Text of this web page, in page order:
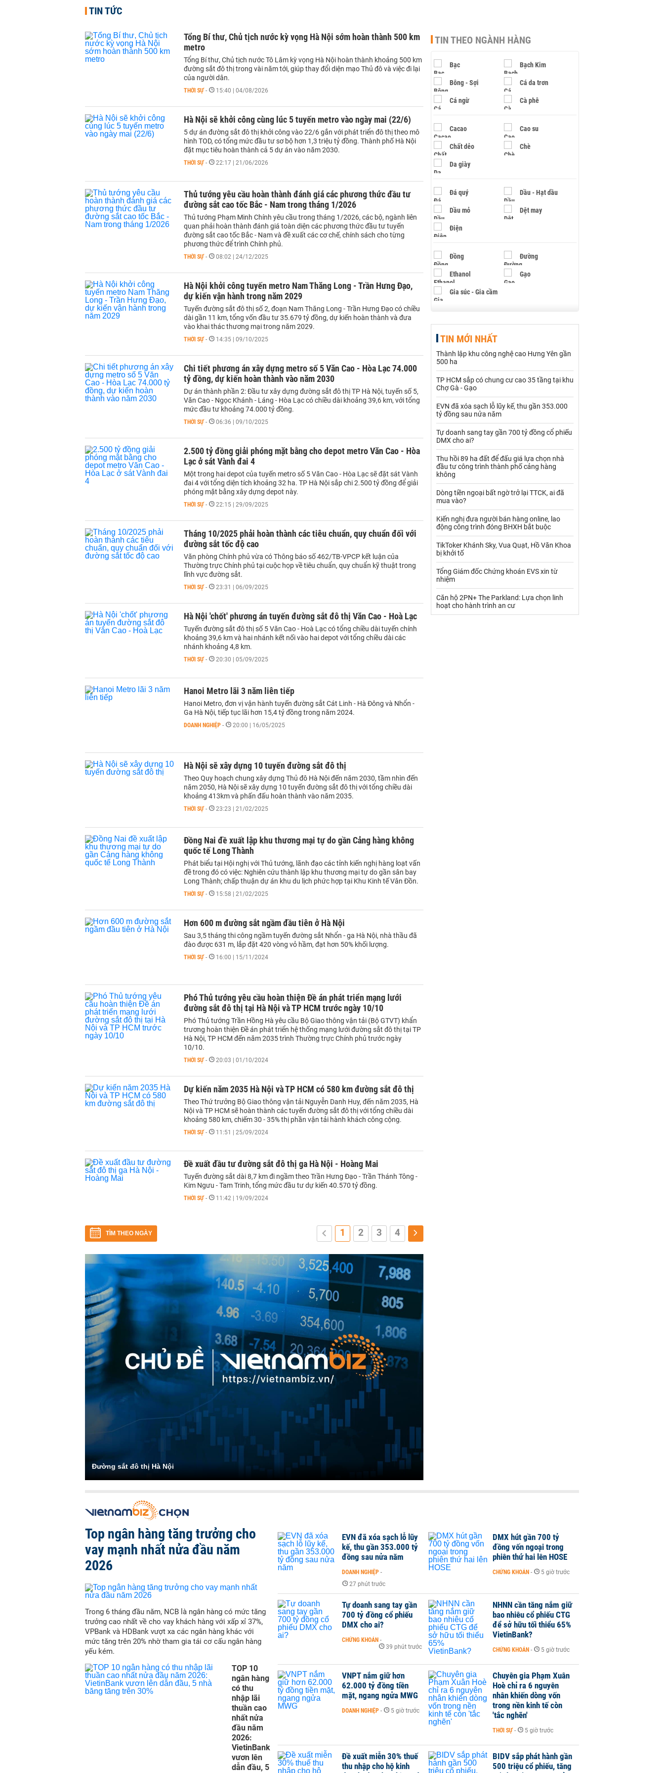
TIN TỨC
Tổng Bí thư, Chủ tịch nước kỳ vọng Hà Nội sớm hoàn thành 500 km
metro
Tổng Bí thư, Chủ tịch nước Tô Lâm kỳ vọng Hà Nội hoàn thành khoảng 500 km
đường sắt đô thị trong vài năm tới, giúp thay đổi diện mạo Thủ đô và việc đi lại
của người dân.
THỜI SỰ - 15:40 | 04/08/2026
Hà Nội sẽ khởi công cùng lúc 5 tuyến metro vào ngày mai (22/6)
5 dự án đường sắt đô thị khởi công vào 22/6 gắn với phát triển đô thị theo mô
hình TOD, có tổng mức đầu tư sơ bộ hơn 1,3 triệu tỷ đồng. Thành phố Hà Nội
đặt mục tiêu hoàn thành cả 5 dự án vào năm 2030.
THỜI SỰ - 22:17 | 21/06/2026
Thủ tướng yêu cầu hoàn thành đánh giá các phương thức đầu tư
đường sắt cao tốc Bắc - Nam trong tháng 1/2026
Thủ tướng Phạm Minh Chính yêu cầu trong tháng 1/2026, các bộ, ngành liên
quan phải hoàn thành đánh giá toàn diện các phương thức đầu tư tuyến
đường sắt cao tốc Bắc - Nam và đề xuất các cơ chế, chính sách cho từng
phương thức để trình Chính phủ.
THỜI SỰ - 08:02 | 24/12/2025
Hà Nội khởi công tuyến metro Nam Thăng Long - Trần Hưng Đạo,
dự kiến vận hành trong năm 2029
Tuyến đường sắt đô thị số 2, đoạn Nam Thăng Long - Trần Hưng Đạo có chiều
dài gần 11 km, tổng vốn đầu tư 35.679 tỷ đồng, dự kiến hoàn thành và đưa
vào khai thác thương mại trong năm 2029.
THỜI SỰ - 14:35 | 09/10/2025
Chi tiết phương án xây dựng metro số 5 Văn Cao - Hòa Lạc 74.000
tỷ đồng, dự kiến hoàn thành vào năm 2030
Dự án thành phần 2: Đầu tư xây dựng đường sắt đô thị TP Hà Nội, tuyến số 5,
Văn Cao - Ngọc Khánh - Láng - Hòa Lạc có chiều dài khoảng 39,6 km, với tổng
mức đầu tư khoảng 74.000 tỷ đồng.
THỜI SỰ - 06:36 | 09/10/2025
2.500 tỷ đồng giải phóng mặt bằng cho depot metro Văn Cao - Hòa
Lạc ở sát Vành đai 4
Một trong hai depot của tuyến metro số 5 Văn Cao - Hòa Lạc sẽ đặt sát Vành
đai 4 với tổng diện tích khoảng 32 ha. TP Hà Nội sắp chi 2.500 tỷ đồng để giải
phóng mặt bằng xây dựng depot này.
THỜI SỰ - 22:15 | 29/09/2025
Tháng 10/2025 phải hoàn thành các tiêu chuẩn, quy chuẩn đối với
đường sắt tốc độ cao
Văn phòng Chính phủ vừa có Thông báo số 462/TB-VPCP kết luận của
Thường trực Chính phủ tại cuộc họp về tiêu chuẩn, quy chuẩn kỹ thuật trong
lĩnh vực đường sắt.
THỜI SỰ - 23:31 | 06/09/2025
Hà Nội 'chốt' phương án tuyến đường sắt đô thị Văn Cao - Hoà Lạc
Tuyến đường sắt đô thị số 5 Văn Cao - Hoà Lạc có tổng chiều dài tuyến chính
khoảng 39,6 km và hai nhánh kết nối vào hai depot với tổng chiều dài các
nhánh khoảng 4,8 km.
THỜI SỰ - 20:30 | 05/09/2025
Hanoi Metro lãi 3 năm liên tiếp
Hanoi Metro, đơn vị vận hành tuyến đường sắt Cát Linh - Hà Đông và Nhổn -
Ga Hà Nội, tiếp tục lãi hơn 15,4 tỷ đồng trong năm 2024.
DOANH NGHIỆP - 20:00 | 16/05/2025
Hà Nội sẽ xây dựng 10 tuyến đường sắt đô thị
Theo Quy hoạch chung xây dựng Thủ đô Hà Nội đến năm 2030, tầm nhìn đến
năm 2050, Hà Nội sẽ xây dựng 10 tuyến đường sắt đô thị với tổng chiều dài
khoảng 413km và phấn đấu hoàn thành vào năm 2035.
THỜI SỰ - 23:23 | 21/02/2025
Đồng Nai đề xuất lập khu thương mại tự do gần Cảng hàng không
quốc tế Long Thành
Phát biểu tại Hội nghị với Thủ tướng, lãnh đạo các tỉnh kiến nghị hàng loạt vấn
đề trong đó có việc: Nghiên cứu thành lập khu thương mại tự do gần sân bay
Long Thành; chấp thuận dự án khu du lịch phức hợp tại Khu Kinh tế Vân Đồn.
THỜI SỰ - 15:58 | 21/02/2025
Hơn 600 m đường sắt ngầm đầu tiên ở Hà Nội
Sau 3,5 tháng thi công ngầm tuyến đường sắt Nhổn - ga Hà Nội, nhà thầu đã
đào được 631 m, lắp đặt 420 vòng vỏ hầm, đạt hơn 50% khối lượng.
THỜI SỰ - 16:00 | 15/11/2024
Phó Thủ tướng yêu cầu hoàn thiện Đề án phát triển mạng lưới
đường sắt đô thị tại Hà Nội và TP HCM trước ngày 10/10
Phó Thủ tướng Trần Hồng Hà yêu cầu Bộ Giao thông vận tải (Bộ GTVT) khẩn
trương hoàn thiện Đề án phát triển hệ thống mạng lưới đường sắt đô thị tại TP
Hà Nội, TP HCM đến năm 2035 trình Thường trực Chính phủ trước ngày
10/10.
THỜI SỰ - 20:03 | 01/10/2024
Dự kiến năm 2035 Hà Nội và TP HCM có 580 km đường sắt đô thị
Theo Thứ trưởng Bộ Giao thông vận tải Nguyễn Danh Huy, đến năm 2035, Hà
Nội và TP HCM sẽ hoàn thành các tuyến đường sắt đô thị với tổng chiều dài
khoảng 580 km, chiếm 30 - 35% thị phần vận tải hành khách công cộng.
THỜI SỰ - 11:51 | 25/09/2024
Đề xuất đầu tư đường sắt đô thị ga Hà Nội - Hoàng Mai
Tuyến đường sắt dài 8,7 km đi ngầm theo Trần Hưng Đạo - Trần Thánh Tông -
Kim Ngưu - Tam Trinh, tổng mức đầu tư dự kiến 40.570 tỷ đồng.
THỜI SỰ - 11:42 | 19/09/2024
TÌM THEO NGÀY 1 2 3 4
Đường sắt đô thị Hà Nội
TIN THEO NGÀNH HÀNG
Bạc Bạch Kim
Bông - Sợi Cá da trơn
Cá ngừ Cà phê
Cacao Cao su
Chất dẻo Chè
Da giày
Đá quý Dầu - Hạt dầu
Dầu mỏ Dệt may
Điện
Đồng Đường
Ethanol Gạo
Gia súc - Gia cầm
Hạt điều
Khí đốt
Kim loại khác Mắc ca
Muối Ngũ cốc
Nhựa - Hạt nhựa
Palladium Phân bón
Rau - Củ -Quả Sắt thép
Sữa
Than Thức ăn chăn nuôi
Thủy hải sản khác Tôm
Vàng
VLXD khác Xăng dầu
Xi măng - Clynker
TIN MỚI NHẤT
Thành lập khu công nghệ cao Hưng Yên gần
500 ha
TP HCM sắp có chung cư cao 35 tầng tại khu
Chợ Gà - Gạo
EVN đã xóa sạch lỗ lũy kế, thu gần 353.000
tỷ đồng sau nửa năm
Tự doanh sang tay gần 700 tỷ đồng cổ phiếu
DMX cho ai?
Thu hồi 89 ha đất để đấu giá lựa chọn nhà
đầu tư công trình thành phố cảng hàng
không
Dòng tiền ngoại bất ngờ trở lại TTCK, ai đã
mua vào?
Kiến nghị đưa người bán hàng online, lao
động công trình đóng BHXH bắt buộc
TikToker Khánh Sky, Vua Quạt, Hồ Văn Khoa
bị khởi tố
Tổng Giám đốc Chứng khoán EVS xin từ
nhiệm
Căn hộ 2PN+ The Parkland: Lựa chọn linh
hoạt cho hành trình an cư
Top ngân hàng tăng trưởng cho
vay mạnh nhất nửa đầu năm
2026
Trong 6 tháng đầu năm, NCB là ngân hàng có mức tăng
trưởng cao nhất về cho vay khách hàng với xấp xỉ 37%,
VPBank và HDBank vượt xa các ngân hàng khác với
mức tăng trên 20% nhờ tham gia tái cơ cấu ngân hàng
yếu kém.
TOP 10
ngân hàng
có thu
nhập lãi
thuần cao
nhất nửa
đầu năm
2026:
VietinBank
vươn lên
dẫn đầu, 5
EVN đã xóa sạch lỗ lũy
kế, thu gần 353.000 tỷ
đồng sau nửa năm
DOANH NGHIỆP -
27 phút trước
DMX hút gần 700 tỷ
đồng vốn ngoại trong
phiên thứ hai lên HOSE
CHỨNG KHOÁN - 5 giờ trước
Tự doanh sang tay gần
700 tỷ đồng cổ phiếu
DMX cho ai?
CHỨNG KHOÁN -
39 phút trước
NHNN cần tăng nắm giữ
bao nhiêu cổ phiếu CTG
để sở hữu tối thiểu 65%
VietinBank?
CHỨNG KHOÁN - 5 giờ trước
VNPT nắm giữ hơn
62.000 tỷ đồng tiền
mặt, ngang ngửa MWG
DOANH NGHIỆP - 5 giờ trước
Chuyên gia Phạm Xuân
Hoè chỉ ra 6 nguyên
nhân khiến dòng vốn
trong nền kinh tế còn
'tắc nghẽn'
THỜI SỰ - 5 giờ trước
Đề xuất miễn 30% thuế
thu nhập cho hộ kinh
BIDV sắp phát hành gần
500 triệu cổ phiếu, tăng